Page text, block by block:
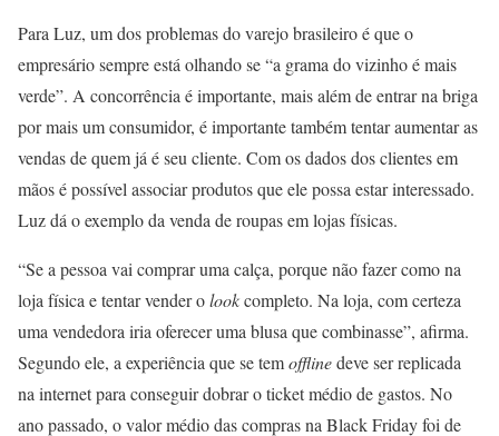
Para Luz, um dos problemas do varejo brasileiro é que o
empresário sempre está olhando se “a grama do vizinho é mais
verde”. A concorrência é importante, mais além de entrar na briga
por mais um consumidor, é importante também tentar aumentar as
vendas de quem já é seu cliente. Com os dados dos clientes em
mãos é possível associar produtos que ele possa estar interessado.
Luz dá o exemplo da venda de roupas em lojas físicas.
“Se a pessoa vai comprar uma calça, porque não fazer como na
loja física e tentar vender olookcompleto. Na loja, com certeza
uma vendedora iria oferecer uma blusa que combinasse”, afirma.
Segundo ele, a experiência que se temofflinedeve ser replicada
na internet para conseguir dobrar o ticket médio de gastos. No
ano passado, o valor médio das compras na Black Friday foi de